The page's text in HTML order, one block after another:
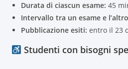
Durata di ciascun esame: 45
Intervallo tra un esame e
Pubblicazione esiti: entro il 23
Studenti con bisogni